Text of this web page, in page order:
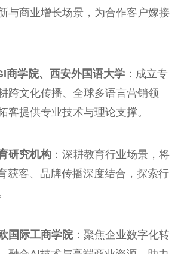
与商业增长场景，为合作客户嫁接
商学院、西安外国语大学 ：成立专
跨文化传播、全球多语言营销领
客提供专业技术与理论支撑。
研究机构 ：深耕教育行业场景，将
获客、品牌传播深度结合，探索行
国际工商学院：聚焦企业数字化转